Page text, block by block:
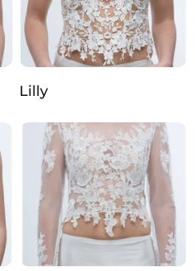
Lilly